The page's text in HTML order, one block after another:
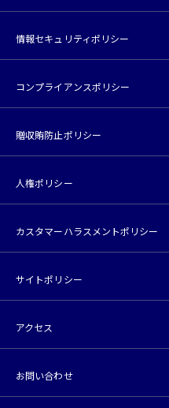
情報セキュリティポリシー
コンプライアンスポリシー
贈収賄防止ポリシー
人権ポリシー
カスタマーハラスメントポリシー
サイトポリシー
アクセス
お問い合わせ